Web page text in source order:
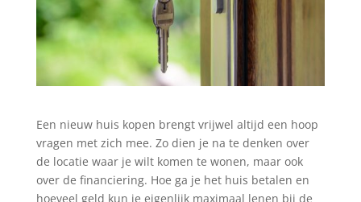
Een nieuw huis kopen brengt vrijwel altijd een hoop
vragen met zich mee. Zo dien je na te denken over
de locatie waar je wilt komen te wonen, maar ook
over de financiering. Hoe ga je het huis betalen en
hoeveel geld kun je eigenlijk maximaal lenen bij de